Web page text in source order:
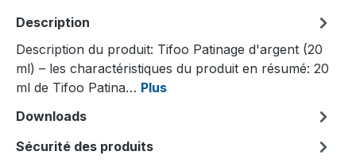
Description
Description du produit: Tifoo Patinage d'argent (20
ml) – les charactéristiques du produit en résumé: 20
ml de Tifoo Patina… Plus
Downloads
Sécurité des produits